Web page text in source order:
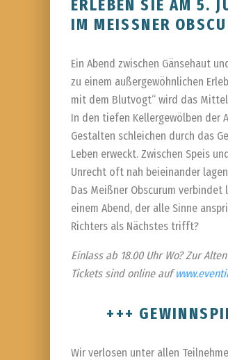
ERLEBEN SIE AM 5.
IM MEISSNER
Ein Abend zwischen Gänsehaut
zu einem außergewöhnlichen
mit dem Blutvogt“ wird das
In den tiefen Kellergewölben der
Gestalten schleichen durch das
Leben erweckt. Zwischen Speis
Unrecht oft nah beieinander
Das Meißner Obscurum
einem Abend, der alle Sinne
Richters als Nächstes trifft?
Einlass ab 18.00 Uhr Wo? Zur
Tickets sind online auf
+++
Wir verlosen unter allen